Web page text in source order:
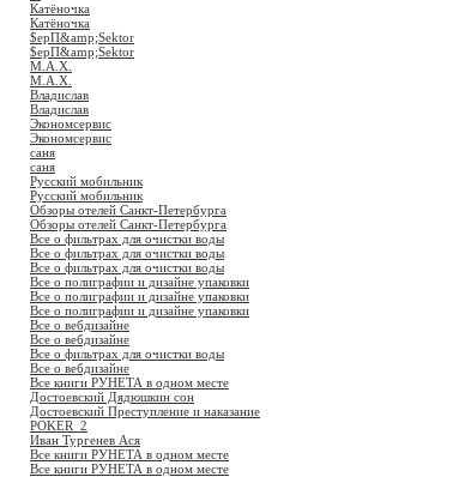
Катёночка
Катёночка
$ерП&amp;Sektor
$ерП&amp;Sektor
M.A.X.
M.A.X.
Владислав
Владислав
Экономсервис
Экономсервис
саня
саня
Русский мобильник
Русский мобильник
Обзоры отелей Санкт-Петербурга
Обзоры отелей Санкт-Петербурга
Все о фильтрах для очистки воды
Все о фильтрах для очистки воды
Все о фильтрах для очистки воды
Все о полиграфии и дизайне упаковки
Все о полиграфии и дизайне упаковки
Все о полиграфии и дизайне упаковки
Все о вебдизайне
Все о вебдизайне
Все о фильтрах для очистки воды
Все о вебдизайне
Все книги РУНЕТА в одном месте
Достоевский Дядюшкин сон
Достоевский Преступление и наказание
POKER_2
Иван Тургенев Ася
Все книги РУНЕТА в одном месте
Все книги РУНЕТА в одном месте